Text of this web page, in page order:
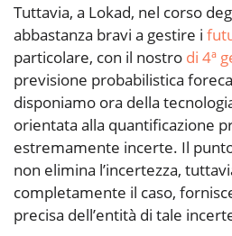
Tuttavia, a Lokad, nel corso
abbastanza bravi a gestire i
particolare, con il nostro di 4ª
previsione probabilistica
disponiamo ora della
orientata alla quantificazione
estremamente incerte. Il
non elimina l’incertezza,
completamente il caso,
precisa dell’entità di tale